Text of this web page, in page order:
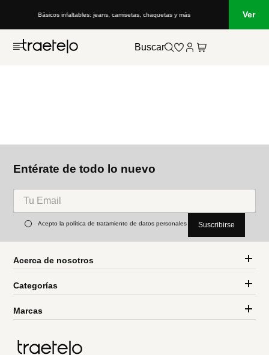
Básicos infaltables: jeans, camisetas, chaquetas y más Ver
Buscar
Entérate de todo lo nuevo
Acepto la política de tratamiento de datos personales Suscribirse
Acerca de nosotros
Categorías
Marcas